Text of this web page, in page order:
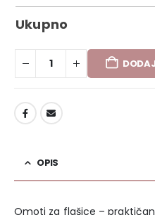
Ukupno
OPIS
Omoti za flašice –